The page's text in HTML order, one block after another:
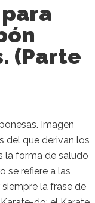
(Parte
Imagen
del que derivan los
la forma de saludo
se refiere a las
la frase de